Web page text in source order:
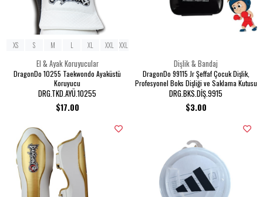
El & Ayak Koruyucular
DragonDo 10255 Taekwondo Ayaküstü
Koruyucu
DRG.TKD.AYÜ.10255
$17.00
XS S M L XL XXL XXL BEDEN
Dişlik & Bandaj
DragonDo 99115 Jr Şeffaf Çocuk Dişlik,
Profesyonel Boks Dişliği ve Saklama Kutusu
DRG.BKS.DİŞ.9915
$3.00